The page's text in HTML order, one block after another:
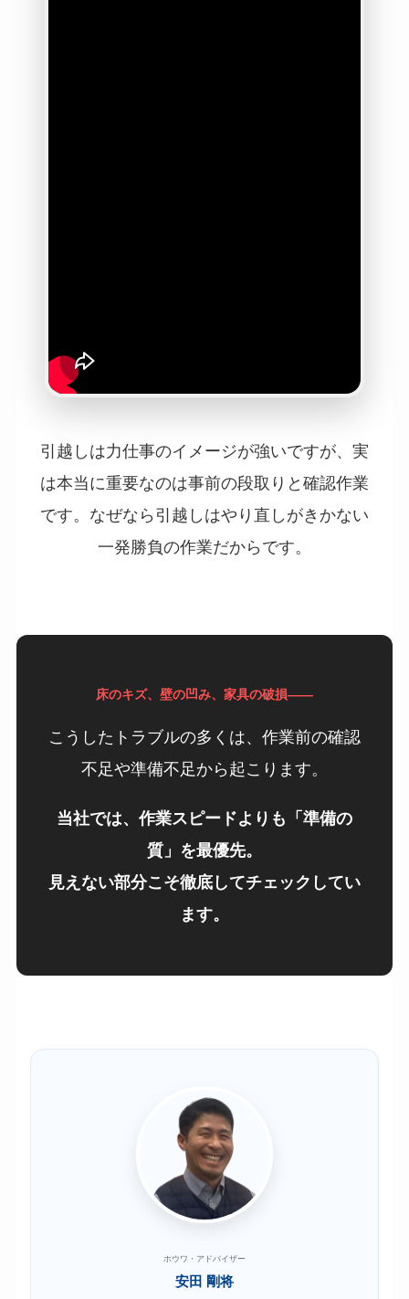
引越しは力仕事のイメージが強いですが、実
は本当に重要なのは事前の段取りと確認作業
です。なぜなら引越しはやり直しがきかない
一発勝負の作業だからです。
床のキズ、壁の凹み、家具の破損――
こうしたトラブルの多くは、作業前の確認
不足や準備不足から起こります。
当社では、作業スピードよりも「準備の
質」を最優先。
見えない部分こそ徹底してチェックしてい
ます。
ホウワ・アドバイザー
安田 剛将